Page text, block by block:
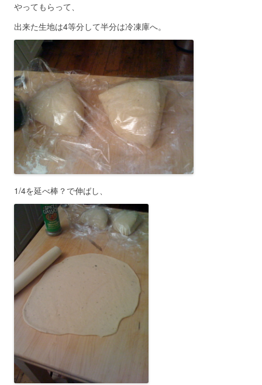
やってもらって、
出来た生地は4等分して半分は冷凍庫へ。
1/4を延べ棒？で伸ばし、